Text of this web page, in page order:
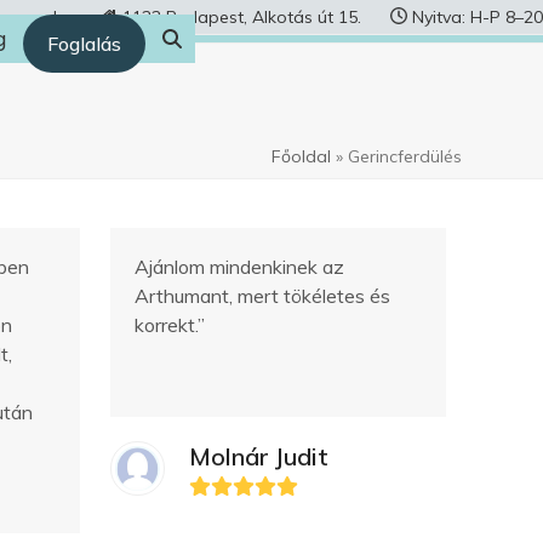
1122 Budapest, Alkotás út 15. Nyitva: H-P 8–20
Foglalás
Főoldal » Gerincferdülés
Ajánlom mindenkinek az
Arthumant, mert tökéletes és
korrekt.”
Molnár Judit